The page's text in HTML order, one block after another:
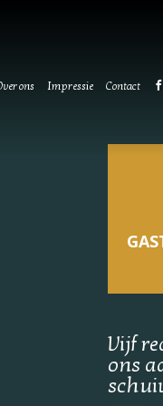
ons Impressie Contact
Vijf
ons